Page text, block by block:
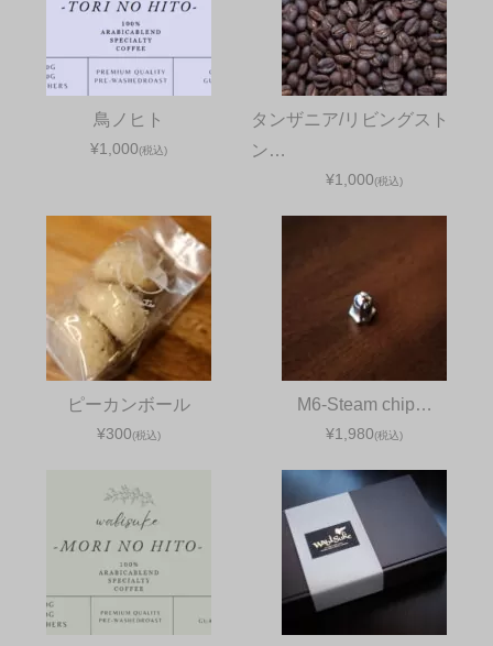
鳥ノヒト
¥1,000(税込)
タンザニア/リビングスト
ン…
¥1,000(税込)
ピーカンボール
¥300(税込)
M6-Steam chip…
¥1,980(税込)